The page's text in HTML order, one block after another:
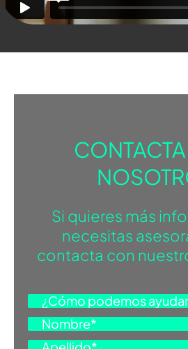
Si quieres más
necesitas
contacta con